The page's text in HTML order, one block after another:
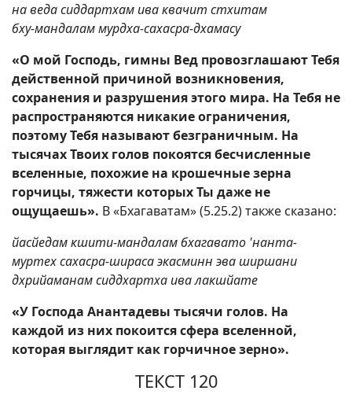
на веда сиддартхам ива квачит стхитам
бху-мандалам мурдха-сахасра-дхамасу
«О мой Господь, гимны Вед провозглашают Тебя
действенной причиной возникновения,
сохранения и разрушения этого мира. На Тебя не
распространяются никакие ограничения,
поэтому Тебя называют безграничным. На
тысячах Твоих голов покоятся бесчисленные
вселенные, похожие на крошечные зерна
горчицы, тяжести которых Ты даже не
ощущаешь». В «Бхагаватам» (5.25.2) также сказано:
йасйедам кшити-мандалам бхагавато 'нанта-
муртех сахасра-шираса экасминн эва ширшани
дхрийаманам сиддхартха ива лакшйате
«У Господа Анантадевы тысячи голов. На
каждой из них покоится сфера вселенной,
которая выглядит как горчичное зерно».
ТЕКСТ 120